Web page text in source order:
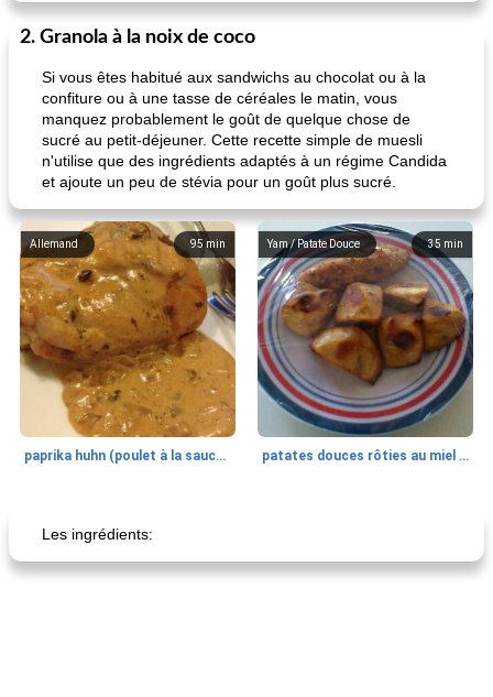
2. Granola à la noix de coco
Si vous êtes habitué aux sandwichs au chocolat ou à la
confiture ou à une tasse de céréales le matin, vous
manquez probablement le goût de quelque chose de
sucré au petit-déjeuner. Cette recette simple de muesli
n'utilise que des ingrédients adaptés à un régime Candida
et ajoute un peu de stévia pour un goût plus sucré.
95 min
Allemand
paprika huhn (poulet à la sauce paprika).
35 min
Yam / Patate Douce
patates douces rôties au miel / kumara
Les ingrédients: